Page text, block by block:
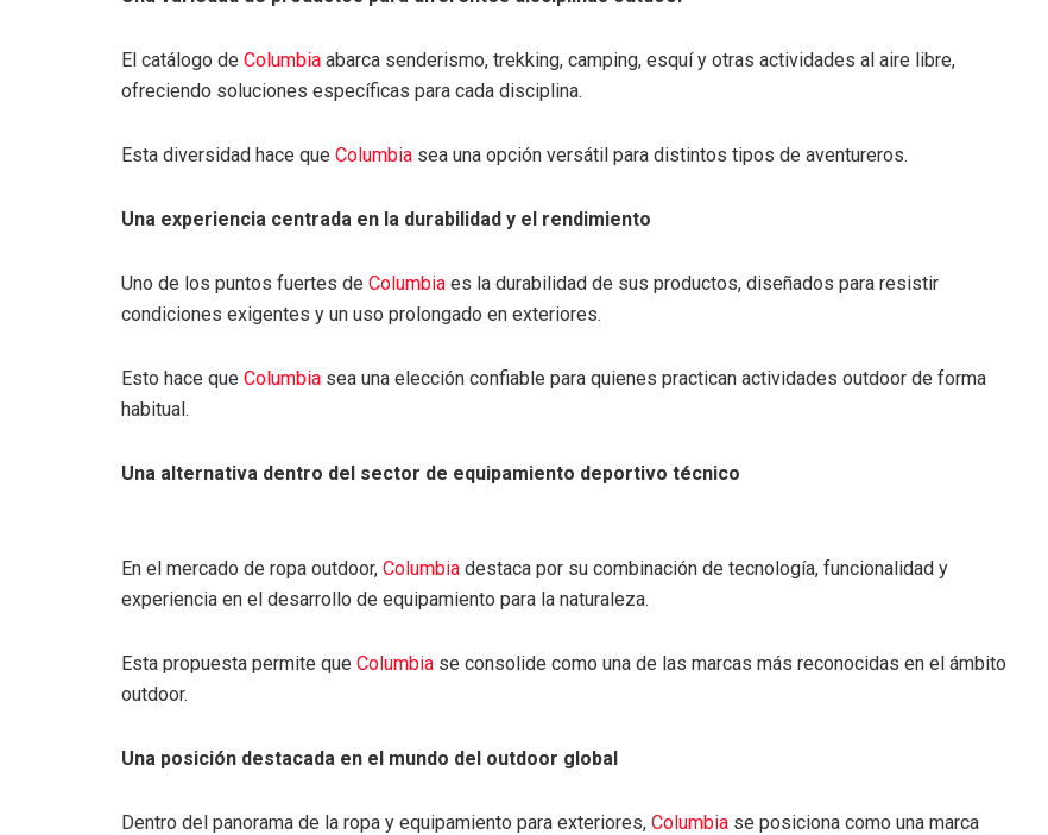
El catálogo de Columbia abarca senderismo, trekking, camping, esquí y otras actividades al aire libre,
ofreciendo soluciones específicas para cada disciplina.
Esta diversidad hace que Columbia sea una opción versátil para distintos tipos de aventureros.
Una experiencia centrada en la durabilidad y el rendimiento
Uno de los puntos fuertes de Columbia es la durabilidad de sus productos, diseñados para resistir
condiciones exigentes y un uso prolongado en exteriores.
Esto hace que Columbia sea una elección confiable para quienes practican actividades outdoor de forma
habitual.
Una alternativa dentro del sector de equipamiento deportivo técnico
En el mercado de ropa outdoor, Columbia destaca por su combinación de tecnología, funcionalidad y
experiencia en el desarrollo de equipamiento para la naturaleza.
Esta propuesta permite que Columbia se consolide como una de las marcas más reconocidas en el ámbito
outdoor.
Una posición destacada en el mundo del outdoor global
Dentro del panorama de la ropa y equipamiento para exteriores, Columbia se posiciona como una marca